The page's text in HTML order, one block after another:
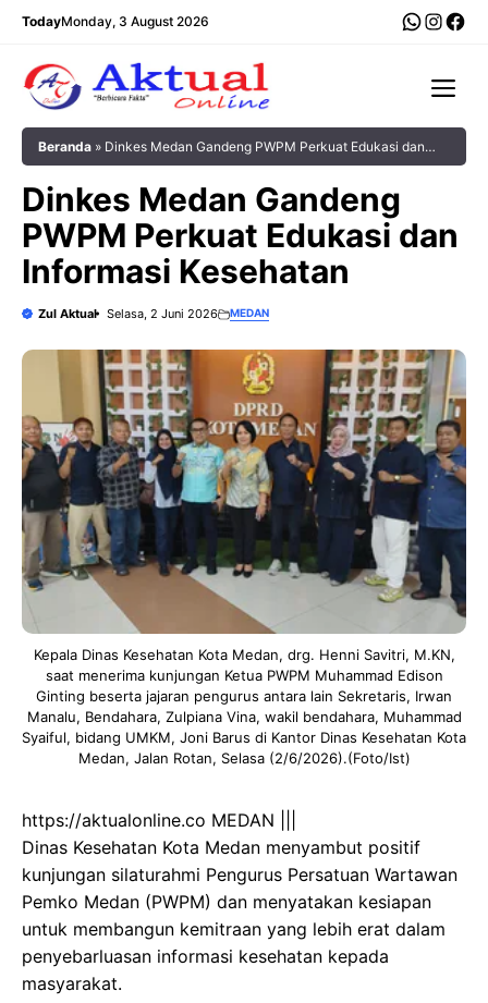
Langsung
TodayMonday, 3 August 2026
Beranda » Dinkes Medan Gandeng PWPM Perkuat Edukasi dan
Dinkes Medan Gandeng
PWPM Perkuat Edukasi dan
Informasi Kesehatan
Zul Aktual Selasa, 2 Juni 2026 MEDAN
Kepala Dinas Kesehatan Kota Medan, drg. Henni Savitri, M.KN,
saat menerima kunjungan Ketua PWPM Muhammad Edison
Ginting beserta jajaran pengurus antara lain Sekretaris, Irwan
Manalu, Bendahara, Zulpiana Vina, wakil bendahara, Muhammad
Syaiful, bidang UMKM, Joni Barus di Kantor Dinas Kesehatan Kota
Medan, Jalan Rotan, Selasa (2/6/2026).(Foto/Ist)
https://aktualonline.co MEDAN |||
Dinas Kesehatan Kota Medan menyambut positif
kunjungan silaturahmi Pengurus Persatuan Wartawan
Pemko Medan (PWPM) dan menyatakan kesiapan
untuk membangun kemitraan yang lebih erat dalam
penyebarluasan informasi kesehatan kepada
masyarakat.